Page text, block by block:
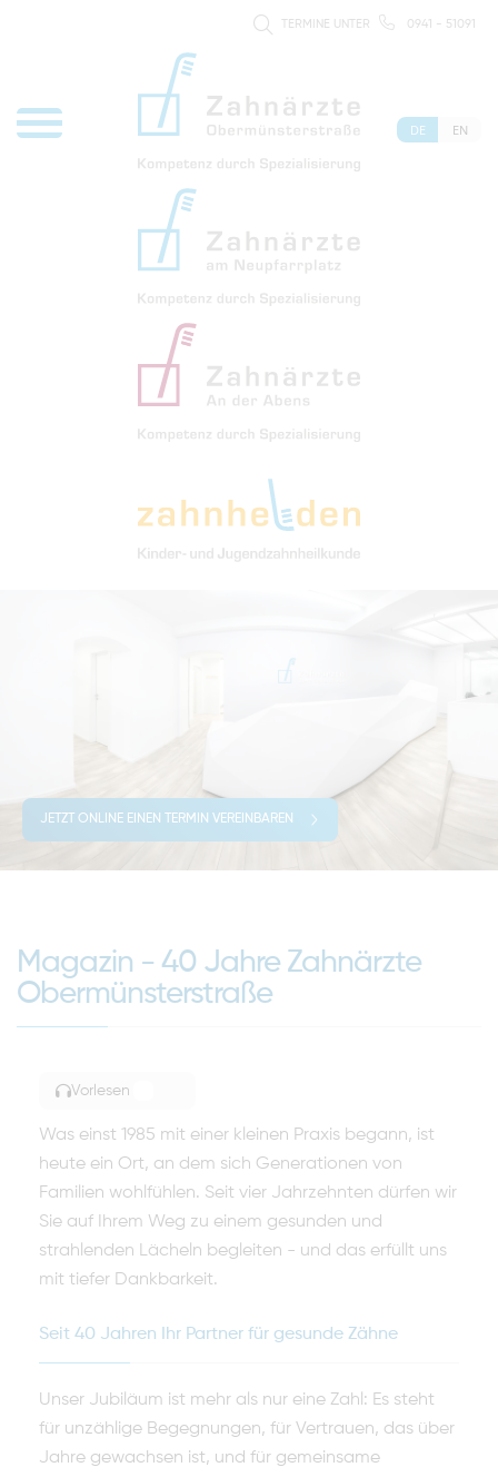
TERMINE UNTER 0941 - 51091
DE EN
JETZT ONLINE EINEN TERMIN VEREINBAREN
Magazin - 40 Jahre Zahnärzte
Obermünsterstraße
Vorlesen
Was einst 1985 mit einer kleinen Praxis begann, ist
heute ein Ort, an dem sich Generationen von
Familien wohlfühlen. Seit vier Jahrzehnten dürfen wir
Sie auf Ihrem Weg zu einem gesunden und
strahlenden Lächeln begleiten - und das erfüllt uns
mit tiefer Dankbarkeit.
Seit 40 Jahren Ihr Partner für gesunde Zähne
Unser Jubiläum ist mehr als nur eine Zahl: Es steht
für unzählige Begegnungen, für Vertrauen, das über
Jahre gewachsen ist, und für gemeinsame